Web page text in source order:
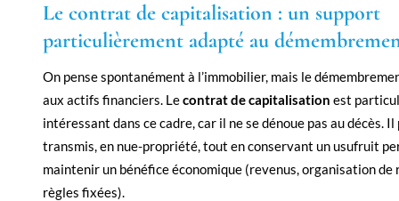
Le contrat de capitalisation : un support
particulièrement adapté au
On pense spontanément à l’immobilier, mais le
aux actifs financiers. Lecontrat de capitalisation est
intéressant dans ce cadre, car il ne se dénoue pas au décès.
transmis, en nue-propriété, tout en conservant un usufruit
maintenir un bénéfice économique (revenus, organisation de
règles fixées).